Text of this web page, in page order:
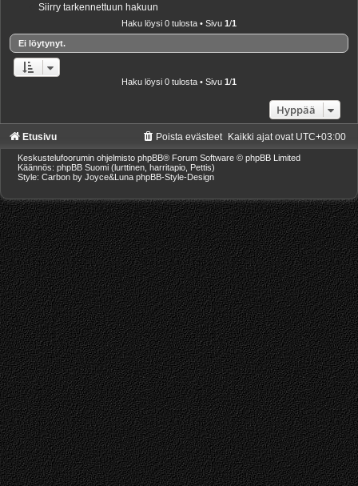
Siirry tarkennettuun hakuun
Haku löysi 0 tulosta • Sivu 1/1
Ei löytynyt.
Haku löysi 0 tulosta • Sivu 1/1
Hyppää
Etusivu Kaikki ajat ovat UTC+03:00
Poista evästeet
Keskustelufoorumin ohjelmisto phpBB® Forum Software © phpBB Limited
Käännös: phpBB Suomi (lurttinen, harritapio, Pettis)
Style: Carbon by Joyce&Luna phpBB-Style-Design